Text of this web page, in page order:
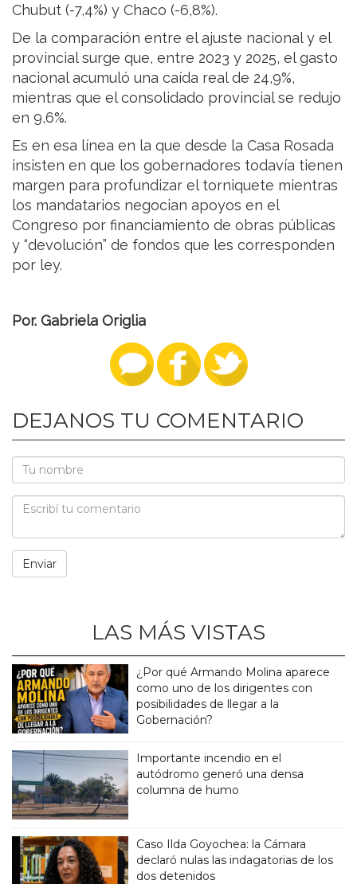
Chubut (-7,4%) y Chaco (-6,8%).
De la comparación entre el ajuste nacional y el
provincial surge que, entre 2023 y 2025, el gasto
nacional acumuló una caída real de 24,9%,
mientras que el consolidado provincial se redujo
en 9,6%.
Es en esa línea en la que desde la Casa Rosada
insisten en que los gobernadores todavía tienen
margen para profundizar el torniquete mientras
los mandatarios negocian apoyos en el
Congreso por financiamiento de obras públicas
y “devolución” de fondos que les corresponden
por ley.
Por. Gabriela Origlia
DEJANOS TU COMENTARIO
LAS MÁS VISTAS
¿Por qué Armando Molina aparece
como uno de los dirigentes con
posibilidades de llegar a la
Gobernación?
Importante incendio en el
autódromo generó una densa
columna de humo
Caso Ilda Goyochea: la Cámara
declaró nulas las indagatorias de los
dos detenidos